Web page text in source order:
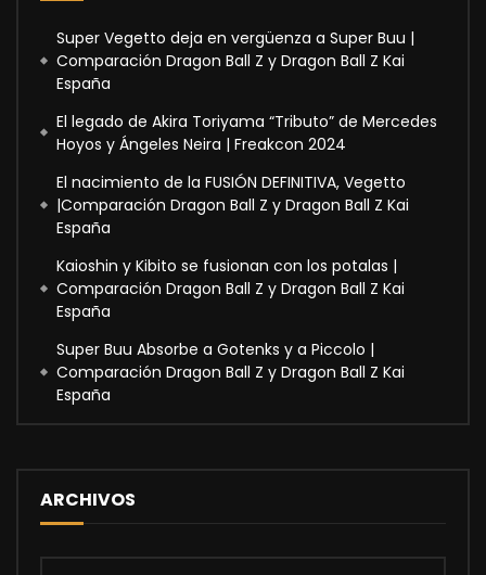
Super Vegetto deja en vergüenza a Super Buu |
Comparación Dragon Ball Z y Dragon Ball Z Kai
España
El legado de Akira Toriyama “Tributo” de Mercedes
Hoyos y Ángeles Neira | Freakcon 2024
El nacimiento de la FUSIÓN DEFINITIVA, Vegetto
|Comparación Dragon Ball Z y Dragon Ball Z Kai
España
Kaioshin y Kibito se fusionan con los potalas |
Comparación Dragon Ball Z y Dragon Ball Z Kai
España
Super Buu Absorbe a Gotenks y a Piccolo |
Comparación Dragon Ball Z y Dragon Ball Z Kai
España
ARCHIVOS
Archivos